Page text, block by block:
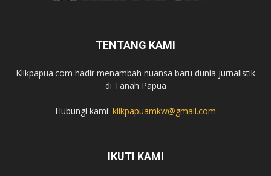
TENTANG KAMI
Klikpapua.com hadir menambah nuansa baru dunia jurnalistik
di Tanah Papua
Hubungi kami: klikpapuamkw@gmail.com
IKUTI KAMI